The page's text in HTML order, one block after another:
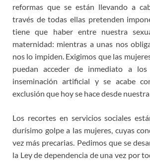
reformas que se están llevando a
través de todas ellas pretenden
tiene que haber entre nuestra
maternidad: mientras a unas nos
nos lo impiden. Exigimos que las
puedan acceder de inmediato a
inseminación artificial y se acabe
exclusión que hoy se hace desde
Los recortes en servicios sociales
durísimo golpe a las mujeres, cuyas
vez más precarias. Pedimos que se
la Ley de dependencia de una vez por